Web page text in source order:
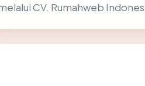
CV. Rumahweb